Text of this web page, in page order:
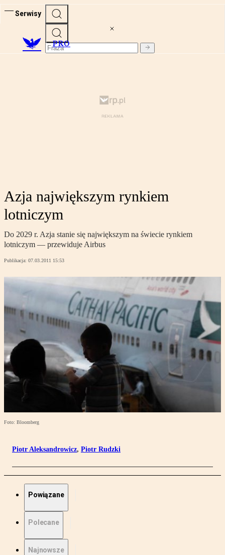
Serwisy
PRO
Azja największym rynkiem
lotniczym
Do 2029 r. Azja stanie się największym na świecie rynkiem
lotniczym — przewiduje Airbus
Publikacja: 07.03.2011 15:53
Foto: Bloomberg
Piotr Aleksandrowicz, Piotr Rudzki
Powiązane
Polecane
Najnowsze